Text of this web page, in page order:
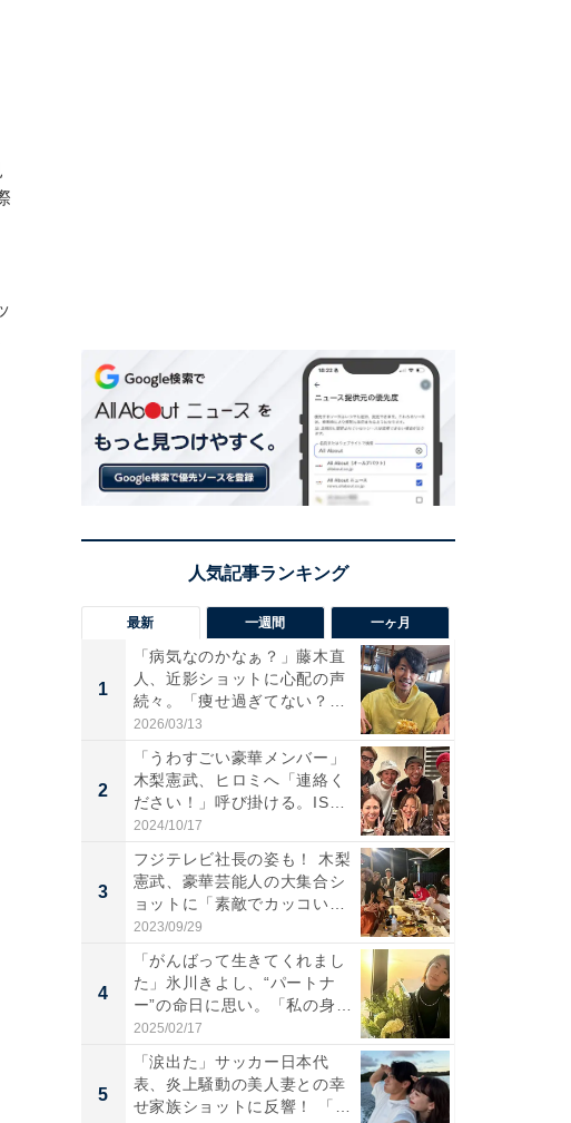
最新 一週間 一ヶ月
1
「病気なのかなぁ？」藤木直
人、近影ショットに心配の声
続々。「痩せ過ぎてない？」
「...
2026/03/13
2
「うわすごい豪華メンバー」
木梨憲武、ヒロミへ「連絡く
ださい！」呼び掛ける。IS
S...
2024/10/17
3
フジテレビ社長の姿も！ 木梨
憲武、豪華芸能人の大集合シ
ョットに「素敵でカッコい
い...
2023/09/29
4
「がんばって生きてくれまし
た」氷川きよし、“パートナ
ー”の命日に思い。「私の身
体...
2025/02/17
5
「涙出た」サッカー日本代
表、炎上騒動の美人妻との幸
せ家族ショットに反響！ 「最